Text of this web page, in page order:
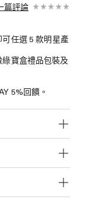
篇評論
任選 5 款明星產
寶盒禮品包裝及
5%回饋。